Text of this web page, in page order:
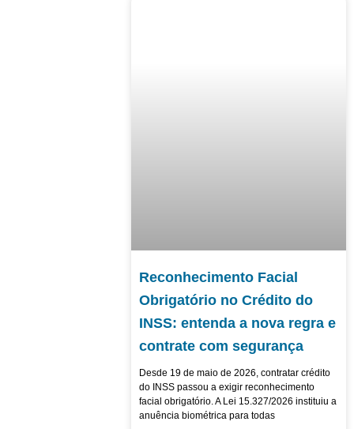
Reconhecimento Facial
Obrigatório no Crédito do
INSS: entenda a nova regra e
contrate com segurança
Desde 19 de maio de 2026, contratar crédito
do INSS passou a exigir reconhecimento
facial obrigatório. A Lei 15.327/2026 instituiu a
anuência biométrica para todas